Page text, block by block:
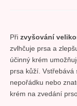
Při zvyšování
zvlhčuje prsa a
účinný krém
prsa kůží.
nepořádku nebo
krém na zvedání